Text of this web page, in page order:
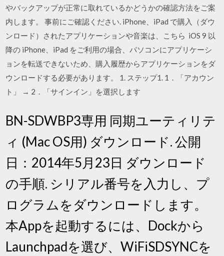
やバックアップが正常に取れているかどうかの確認方法をご案
内します。 事前にご確認ください. iPhone、iPad で購入（ダウ
ンロード）されたアプリケーションや音楽は、こちら iOS 9 以
降の iPhone、iPad をご利用の場合、パソコンにアプリケーシ
ョンを転送できないため、購入履歴からアプリケーションをダ
ウンロードする必要があります。 1. ステップ1. 1．「アカウン
ト」 → 2．「サインイン」を選択します
BN-SDWBP3専用 同期ユーティリテ
ィ (Mac OS用) ダウンロード. 公開
日：2014年5月23日 ダウンロード
の手順. シリアル番号を入力し、プ
ログラムをダウンロードします。
本Appを起動するには、Dockから
Launchpadを選び、WiFiSDSYNCを